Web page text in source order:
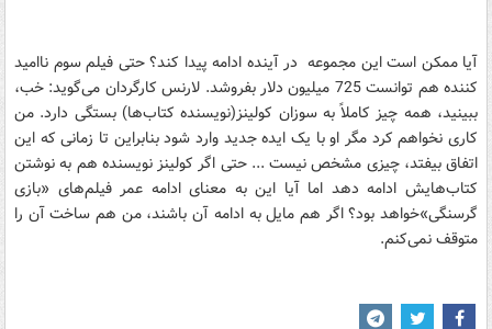
آیا ممکن است این مجموعه در آینده ادامه پیدا کند؟ حتی فیلم سوم ناامید
کننده هم توانست 725 میلیون دلار بفروشد. لارنس کارگردان می‌گوید: خب،‌
ببینید، همه چیز کاملاً به سوزان کولینز(نویسنده کتاب‌ها) بستگی دارد. من
کاری نخواهم کرد مگر او با یک ایده جدید وارد شود بنابراین تا زمانی که این
اتفاق بیفتد، چیزی مشخص نیست ... حتی اگر کولینز نویسنده هم به نوشتن
کتاب‌هایش ادامه دهد اما آیا این به معنای ادامه عمر فیلم‌های «بازی
گرسنگی»‌خواهد بود؟ اگر هم مایل به ادامه آن باشند، ‌من هم ساخت آن را
متوقف نمی‌کنم.